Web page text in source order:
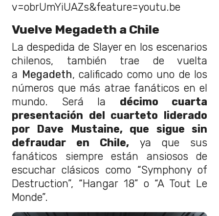
v=obrUmYiUAZs&feature=youtu.be
Vuelve Megadeth a Chile
La despedida de Slayer en los escenarios
chilenos, también trae de vuelta
a Megadeth, calificado como uno de los
números que más atrae fanáticos en el
mundo. Será la décimo cuarta
presentación del cuarteto liderado
por Dave Mustaine, que sigue sin
defraudar en Chile, ya que sus
fanáticos siempre están ansiosos de
escuchar clásicos como “Symphony of
Destruction”, “Hangar 18” o “A Tout Le
Monde”.